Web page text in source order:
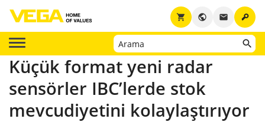
key
email
public
shopping_cart
Küçük format yeni radar
sensörler IBC’lerde stok
mevcudiyetini kolaylaştırıyor